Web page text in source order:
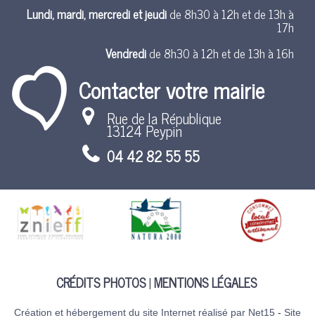
Lundi, mardi, mercredi et jeudide 8h30 à 12h et de 13h à
17h
Vendredide 8h30 à 12h et de 13h à 16h
Contacter votre mairie
Rue de la République
13124 Peypin
04 42 82 55 55
CRÉDITS PHOTOS MENTIONS LÉGALES
Création et hébergement du site Internet réalisé par Net15 - Site